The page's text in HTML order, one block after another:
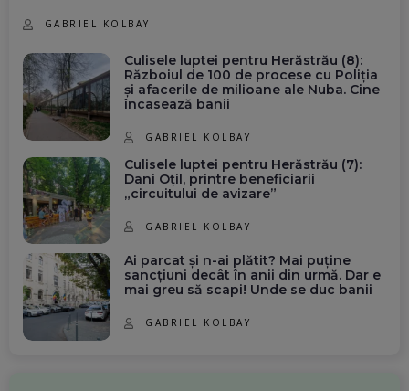
GABRIEL KOLBAY
Culisele luptei pentru Herăstrău (8):
Războiul de 100 de procese cu Poliția
și afacerile de milioane ale Nuba. Cine
încasează banii
GABRIEL KOLBAY
Culisele luptei pentru Herăstrău (7):
Dani Oțil, printre beneficiarii
„circuitului de avizare”
GABRIEL KOLBAY
Ai parcat și n-ai plătit? Mai puține
sancțiuni decât în anii din urmă. Dar e
mai greu să scapi! Unde se duc banii
GABRIEL KOLBAY